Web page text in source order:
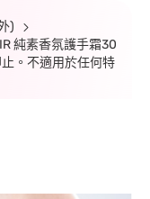
)
純素香氛護手霜30
。不適用於任何特